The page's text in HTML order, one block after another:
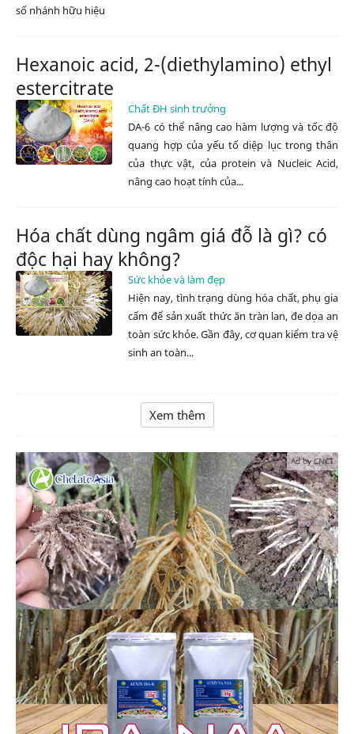
số nhánh hữu hiệu
Hexanoic acid, 2-(diethylamino) ethyl
estercitrate
Chất ĐH sinh trưởng
DA-6 có thể nâng cao hàm lượng và tốc độ
quang hợp của yếu tố diệp lục trong thân
của thực vật, của protein và Nucleic Acid,
nâng cao hoạt tính của...
Hóa chất dùng ngâm giá đỗ là gì? có
độc hại hay không?
Sức khỏe và làm đẹp
Hiện nay, tình trạng dùng hóa chất, phụ gia
cấm để sản xuất thức ăn tràn lan, đe dọa an
toàn sức khỏe. Gần đây, cơ quan kiểm tra vệ
sinh an toàn...
Xem thêm
Ad by CNCT